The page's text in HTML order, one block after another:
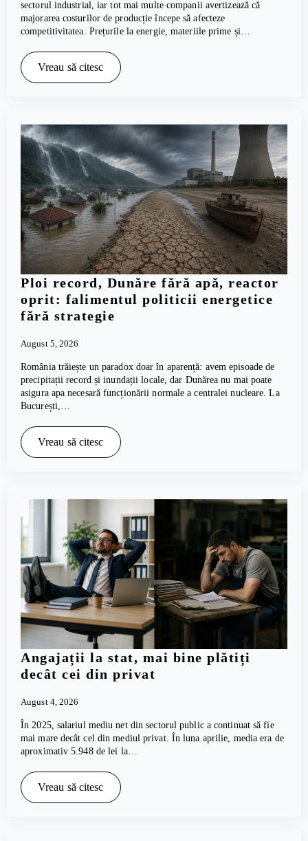
sectorul industrial, iar tot mai multe companii avertizează că
majorarea costurilor de producție începe să afecteze
competitivitatea. Prețurile la energie, materiile prime și…
Vreau să citesc
Ploi record, Dunăre fără apă, reactor
oprit: falimentul politicii energetice
fără strategie
August 5, 2026
România trăiește un paradox doar în aparență: avem episoade de
precipitații record și inundații locale, dar Dunărea nu mai poate
asigura apa necesară funcționării normale a centralei nucleare. La
București,…
Vreau să citesc
Angajații la stat, mai bine plătiți
decât cei din privat
August 4, 2026
În 2025, salariul mediu net din sectorul public a continuat să fie
mai mare decât cel din mediul privat. În luna aprilie, media era de
aproximativ 5.948 de lei la…
Vreau să citesc